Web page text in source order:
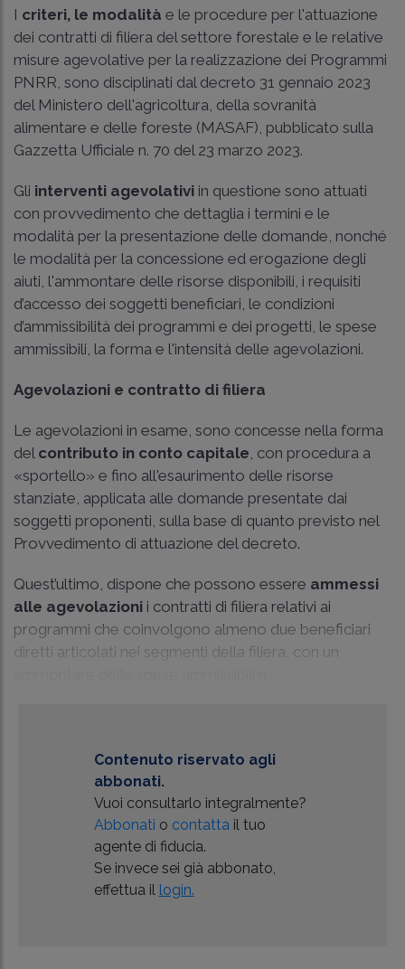
I criteri, le modalità e le procedure per l'attuazione
dei contratti di filiera del settore forestale e le relative
misure agevolative per la realizzazione dei Programmi
PNRR, sono disciplinati dal decreto 31 gennaio 2023
del Ministero dell'agricoltura, della sovranità
alimentare e delle foreste (MASAF), pubblicato sulla
Gazzetta Ufficiale n. 70 del 23 marzo 2023.
Gli interventi agevolativi in questione sono attuati
con provvedimento che dettaglia i termini e le
modalità per la presentazione delle domande, nonché
le modalità per la concessione ed erogazione degli
aiuti, l'ammontare delle risorse disponibili, i requisiti
d’accesso dei soggetti beneficiari, le condizioni
d’ammissibilità dei programmi e dei progetti, le spese
ammissibili, la forma e l'intensità delle agevolazioni.
Agevolazioni e contratto di filiera
Le agevolazioni in esame, sono concesse nella forma
del contributo in conto capitale, con procedura a
«sportello» e fino all'esaurimento delle risorse
stanziate, applicata alle domande presentate dai
soggetti proponenti, sulla base di quanto previsto nel
Provvedimento di attuazione del decreto.
Quest’ultimo, dispone che possono essere ammessi
alle agevolazioni i contratti di filiera relativi ai
programmi che coinvolgono almeno due beneficiari
diretti articolati nei segmenti della filiera, con un
Contenuto riservato agli
abbonati.
Vuoi consultarlo integralmente?
Abbonati o contattail tuo
agente di fiducia.
Se invece sei già abbonato,
effettua il login.